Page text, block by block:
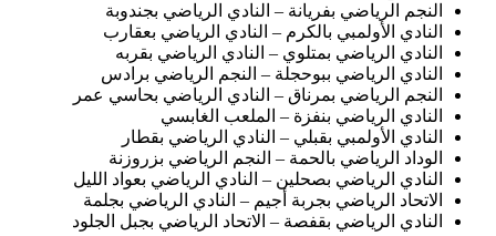
الرياضي بفريانة – النادي الرياضي بجندوبة
الأولمبي بالكرم – النادي الرياضي بعقارب
الرياضي بمتلوي – النادي الرياضي بقربه
الرياضي ببوحجلة – النجم الرياضي برادس
الرياضي بمرناق – النادي الرياضي بحاسي عمر
الرياضي بنفزة – الملعب الغابسي
الأولمبي بقبلي – النادي الرياضي بقطار
الرياضي بالحمة – النجم الرياضي بزروزنة
الرياضي بصحلين – النادي الرياضي بعواد الليل
الرياضي بجربة أجيم – النادي الرياضي بجلمة
الرياضي بقفصة – الاتحاد الرياضي بجبل الجلود